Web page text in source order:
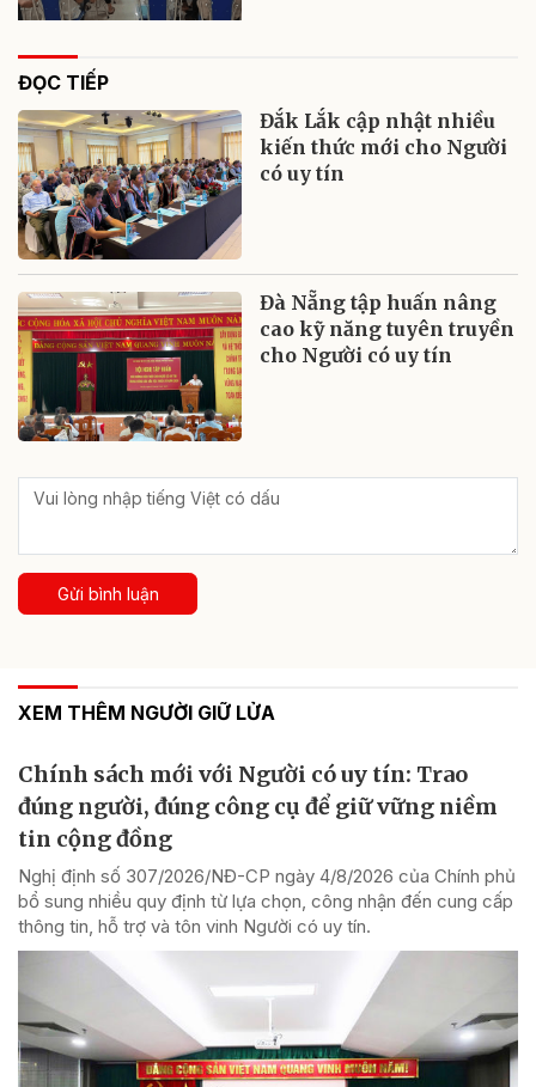
ĐỌC TIẾP
Đắk Lắk cập nhật nhiều
kiến thức mới cho Người
có uy tín
Đà Nẵng tập huấn nâng
cao kỹ năng tuyên truyền
cho Người có uy tín
Gửi bình luận
XEM THÊM NGƯỜI GIỮ LỬA
Chính sách mới với Người có uy tín: Trao
đúng người, đúng công cụ để giữ vững niềm
tin cộng đồng
Nghị định số 307/2026/NĐ-CP ngày 4/8/2026 của Chính phủ
bổ sung nhiều quy định từ lựa chọn, công nhận đến cung cấp
thông tin, hỗ trợ và tôn vinh Người có uy tín.